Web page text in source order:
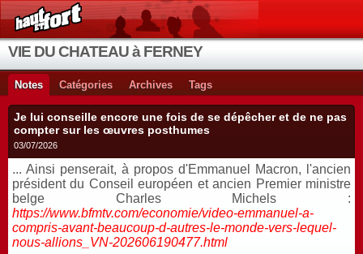
VIE DU CHATEAU à FERNEY
Notes Catégories Archives Tags
Je lui conseille encore une fois de se dépêcher et de ne pas
compter sur les œuvres posthumes
03/07/2026
... Ainsi penserait, à propos d'Emmanuel Macron, l'ancien
président du Conseil européen et ancien Premier ministre
belge Charles Michels :
https://www.bfmtv.com/economie/video-emmanuel-a-
compris-avant-beaucoup-d-autres-le-monde-vers-lequel-
nous-allions_VN-202606190477.html